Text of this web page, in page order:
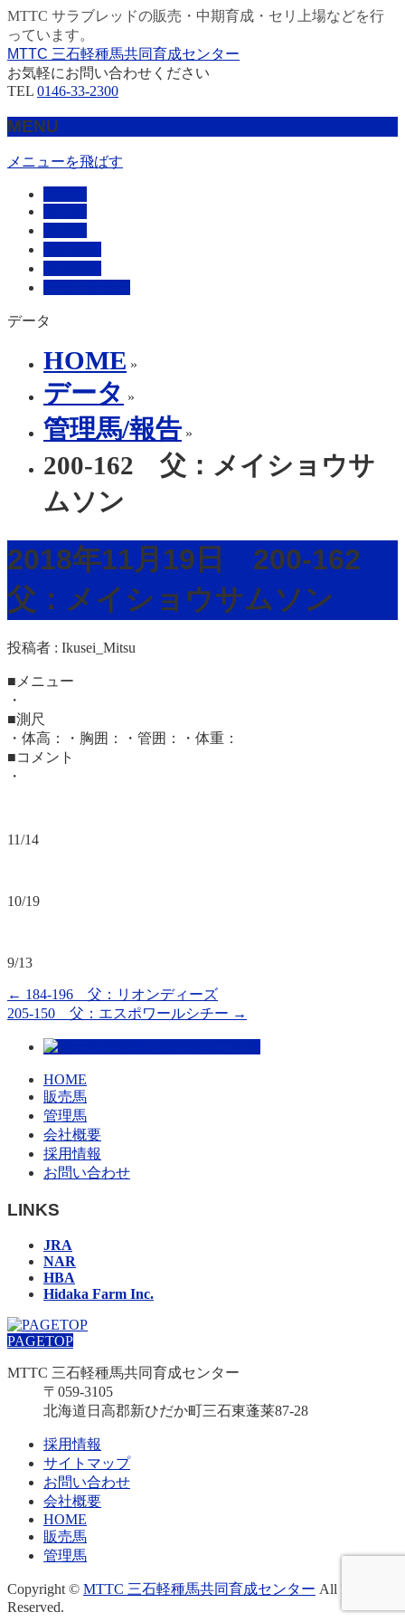
MTTC サラブレッドの販売・中期育成・セリ上場などを行
っています。
MTTC 三石軽種馬共同育成センター
お気軽にお問い合わせください
TEL 0146-33-2300
MENU
メニューを飛ばす
データ
HOME »
データ »
管理馬/報告 »
200-162 父：メイショウサ
ムソン
2018年11月19日 200-162
父：メイショウサムソン
投稿者 : Ikusei_Mitsu
■メニュー
・
■測尺
・体高：・胸囲：・管囲：・体重：
■コメント
・
11/14
10/19
9/13
← 184-196 父：リオンディーズ
205-150 父：エスポワールシチー →
HOME
販売馬
管理馬
会社概要
採用情報
お問い合わせ
LINKS
JRA
NAR
HBA
Hidaka Farm Inc.
PAGETOP
MTTC 三石軽種馬共同育成センター
〒059-3105
北海道日高郡新ひだか町三石東蓬莱87-28
採用情報
サイトマップ
お問い合わせ
会社概要
HOME
販売馬
管理馬
Copyright © MTTC 三石軽種馬共同育成センター All Rights
Reserved.